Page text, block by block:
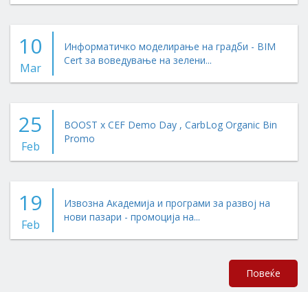
10
Mar
Информатичко моделирање на градби - BIM
Cert за воведување на зелени...
25
Feb
BOOST x CEF Demo Day , CarbLog Organic Bin
Promo
19
Feb
Извозна Академија и програми за развој на
нови пазари - промоција на...
Повеќе